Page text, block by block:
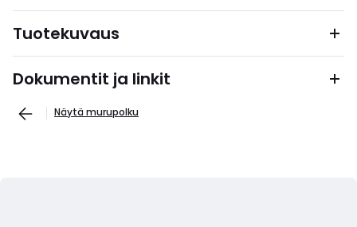
Tuotekuvaus
Dokumentit ja linkit
Näytä murupolku